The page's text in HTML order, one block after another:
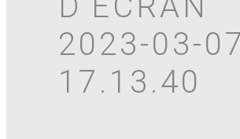
2023-03-
17.13.40